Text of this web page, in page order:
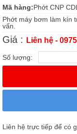
Mã hàng:Phớt CNP
Phớt máy bơm làm kín
vấn.
Giá : Liên hệ -
Số lượng:
Liên hệ trực tiếp để có